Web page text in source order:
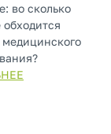
во сколько
медицинского